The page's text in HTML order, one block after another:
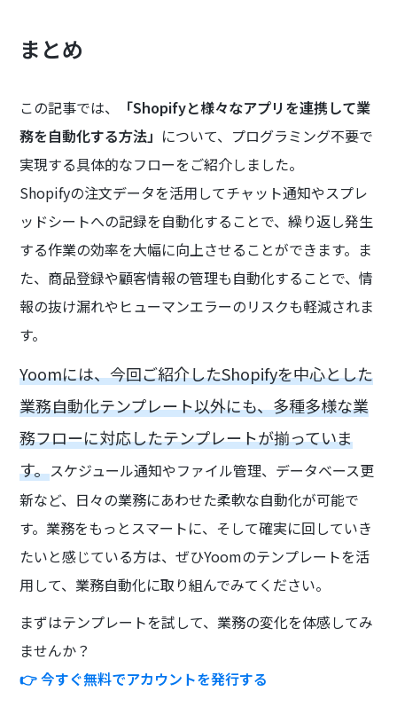
まとめ
この記事では、
「Shopifyと様々なアプリを連携して業
務を自動化する方法」 について、プログラミング不要で
実現する具体的なフローをご紹介しました。
Shopifyの注文データを活用してチャット通知やスプレ
ッドシートへの記録を自動化することで、繰り返し発生
する作業の効率を大幅に向上させることができます。ま
た、商品登録や顧客情報の管理も自動化することで、情
報の抜け漏れやヒューマンエラーのリスクも軽減されま
す。
Yoomには、今回ご紹介したShopifyを中心とした
業務自動化テンプレート以外にも、多種多様な業
務フローに対応したテンプレートが揃っていま
す。スケジュール通知やファイル管理、データベース更
新など、日々の業務にあわせた柔軟な自動化が可能で
す。業務をもっとスマートに、そして確実に回していき
たいと感じている方は、ぜひYoomのテンプレートを活
用して、業務自動化に取り組んでみてください。
まずはテンプレートを試して、業務の変化を体感してみ
ませんか？
👉 今すぐ無料でアカウントを発行する